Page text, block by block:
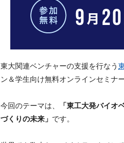
東大関連ベンチャーの支援を行なう
ン＆学生向け無料オンラインセミナ
今回のテーマは、
「東工大発バイオ
づくりの未来」 です。